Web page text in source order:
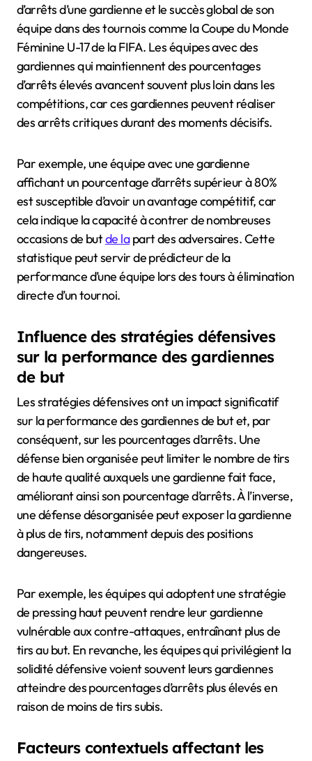
d’arrêts d’une gardienne et le succès global de son
équipe dans des tournois comme la Coupe du Monde
Féminine U-17 de la FIFA. Les équipes avec des
gardiennes qui maintiennent des pourcentages
d’arrêts élevés avancent souvent plus loin dans les
compétitions, car ces gardiennes peuvent réaliser
des arrêts critiques durant des moments décisifs.
Par exemple, une équipe avec une gardienne
affichant un pourcentage d’arrêts supérieur à 80%
est susceptible d’avoir un avantage compétitif, car
cela indique la capacité à contrer de nombreuses
occasions de butde lapart des adversaires. Cette
statistique peut servir de prédicteur de la
performance d’une équipe lors des tours à élimination
directe d’un tournoi.
Influence des stratégies défensives
sur la performance des gardiennes
de but
Les stratégies défensives ont un impact significatif
sur la performance des gardiennes de but et, par
conséquent, sur les pourcentages d’arrêts. Une
défense bien organisée peut limiter le nombre de tirs
de haute qualité auxquels une gardienne fait face,
améliorant ainsi son pourcentage d’arrêts. À l’inverse,
une défense désorganisée peut exposer la gardienne
à plus de tirs, notamment depuis des positions
dangereuses.
Par exemple, les équipes qui adoptent une stratégie
de pressing haut peuvent rendre leur gardienne
vulnérable aux contre-attaques, entraînant plus de
tirs au but. En revanche, les équipes qui privilégient la
solidité défensive voient souvent leurs gardiennes
atteindre des pourcentages d’arrêts plus élevés en
raison de moins de tirs subis.
Facteurs contextuels affectant les